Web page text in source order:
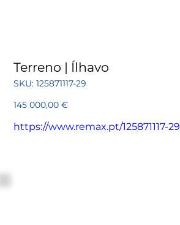
Terreno | Ílhavo
SKU: SKU
125871117-
125871117-29
Preço
145 000,00 €
https://www.remax.pt/125871117-29